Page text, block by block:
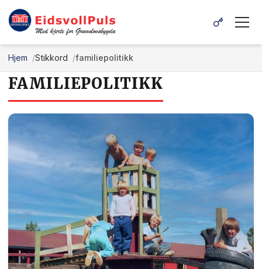
Hjem Stikkord familiepolitikk
FAMILIEPOLITIKK